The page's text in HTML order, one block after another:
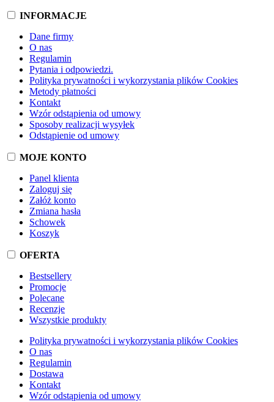
INFORMACJE
Dane firmy
O nas
Regulamin
Pytania i odpowiedzi.
Polityka prywatności i wykorzystania plików Cookies
Metody płatności
Kontakt
Wzór odstąpienia od umowy
Sposoby realizacji wysyłek
Odstąpienie od umowy
MOJE KONTO
Panel klienta
Zaloguj się
Załóż konto
Zmiana hasła
Schowek
Koszyk
OFERTA
Bestsellery
Promocje
Polecane
Recenzje
Wszystkie produkty
Polityka prywatności i wykorzystania plików Cookies
O nas
Regulamin
Dostawa
Kontakt
Wzór odstąpienia od umowy